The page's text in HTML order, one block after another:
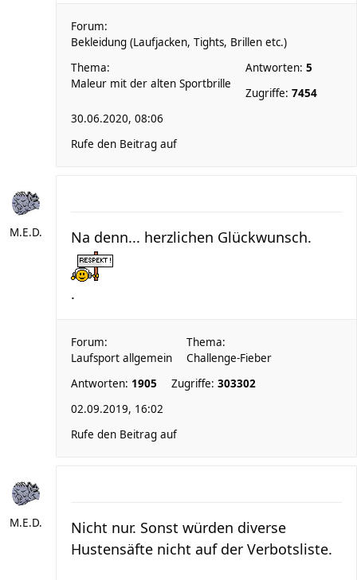
Forum:
Bekleidung (Laufjacken, Tights, Brillen etc.)
Thema:
Maleur mit der alten Sportbrille
Antworten: 5
Zugriffe: 7454
30.06.2020, 08:06
Rufe den Beitrag auf
M.E.D. Na denn... herzlichen Glückwunsch.
.
Forum:
Laufsport allgemein
Thema:
Challenge-Fieber
Antworten: 1905 Zugriffe: 303302
02.09.2019, 16:02
Rufe den Beitrag auf
M.E.D.
Nicht nur. Sonst würden diverse
Hustensäfte nicht auf der Verbotsliste.